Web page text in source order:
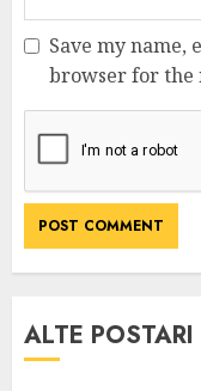
Save my name,
browser for the
ALTE